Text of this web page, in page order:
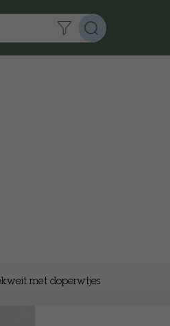
met doperwtjes